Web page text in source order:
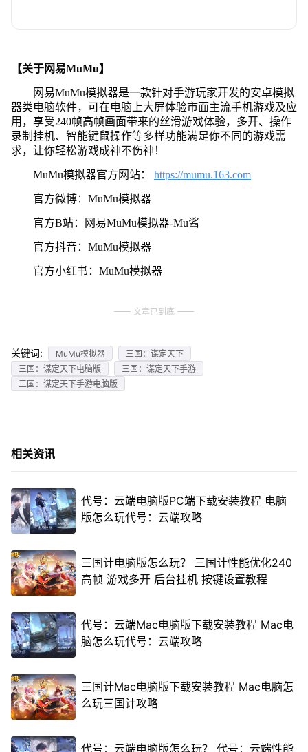
【关于网易MuMu】
网易MuMu模拟器是一款针对手游玩家开发的安卓模拟
器类电脑软件，可在电脑上大屏体验市面主流手机游戏及应
用，享受240帧高帧画面带来的丝滑游戏体验，多开、操作
录制挂机、智能键鼠操作等多样功能满足你不同的游戏需
求，让你轻松游戏成神不伤神！
MuMu模拟器官方网站： https://mumu.163.com
官方微博：MuMu模拟器
官方B站：网易MuMu模拟器-Mu酱
官方抖音：MuMu模拟器
官方小红书：MuMu模拟器
文章已到底
关键词: MuMu模拟器
三国：谋定天下
三国：谋定天下电脑版
三国：谋定天下手游
三国：谋定天下手游电脑版
相关资讯
代号：云端电脑版PC端下载安装教程 电脑
版怎么玩代号：云端攻略
三国计电脑版怎么玩？ 三国计性能优化240
高帧 游戏多开 后台挂机 按键设置教程
代号：云端Mac电脑版下载安装教程 Mac电
脑怎么玩代号：云端攻略
三国计Mac电脑版下载安装教程 Mac电脑怎
么玩三国计攻略
代号：云端电脑版怎么玩？ 代号：云端性能